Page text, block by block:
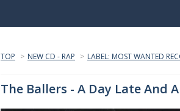
TOP > NEW CD - RAP > LABEL: MOST WANTED
The Ballers - A Day Late And